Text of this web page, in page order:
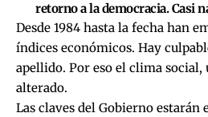
retorno a la democracia. Casi
Desde 1984 hasta la fecha han
índices económicos. Hay
apellido. Por eso el clima social,
alterado.
Las claves del Gobierno estarán